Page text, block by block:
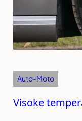
Auto-Moto
Visoke